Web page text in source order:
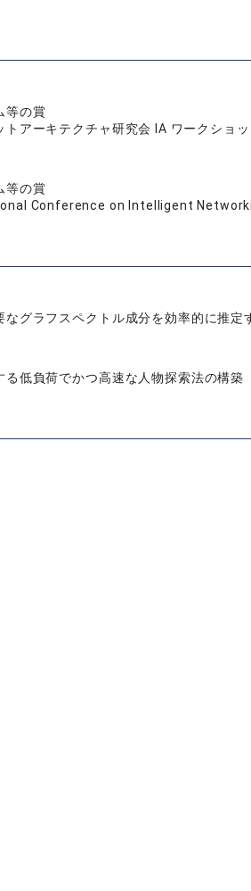
等の賞
アーキテクチャ研究会 IA ワークショ
等の賞
Conference on Intelligent
グラフスペクトル成分を効率的に推定
る低負荷でかつ高速な人物探索法の構築